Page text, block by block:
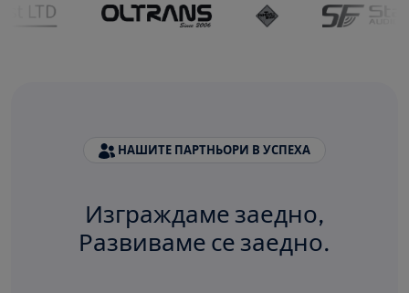
НАШИТЕ ПАРТНЬОРИ В УСПЕХА
Изграждаме заедно,
Развиваме се заедно.
Бързи, точни и коректни! Може да се разчита
на моженето им. Няколко години ползвам